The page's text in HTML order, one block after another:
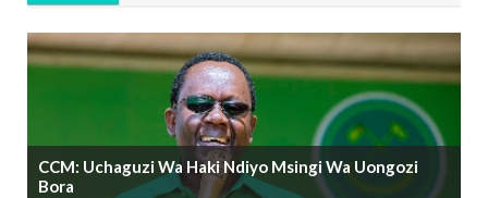
CCM: Uchaguzi Wa Haki Ndiyo Msingi Wa Uongozi
Bora